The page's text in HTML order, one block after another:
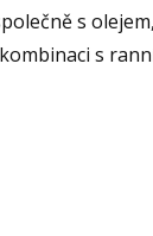
s
s